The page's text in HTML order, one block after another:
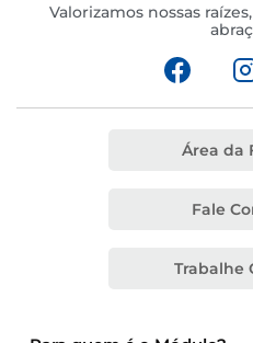
Valorizamos nossas
Área da
Fale
Trabalhe